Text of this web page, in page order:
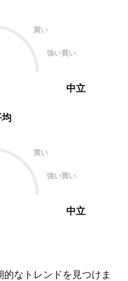
買い
強い買い
中立
買い
強い買い
中立
なトレンドを見つけま